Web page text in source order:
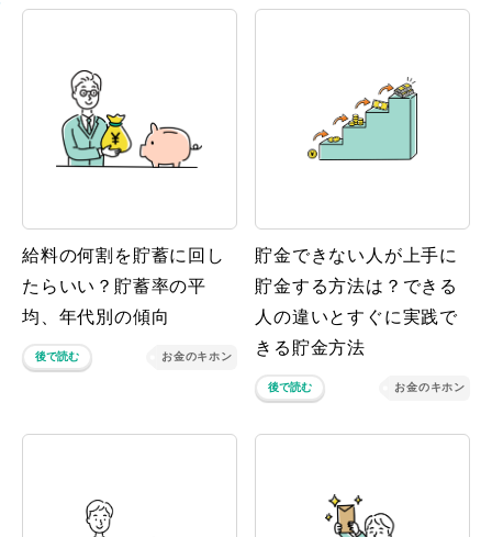
給料の何割を貯蓄に回し
たらいい？貯蓄率の平
均、年代別の傾向
後で読む お金のキホン
貯金できない人が上手に
貯金する方法は？できる
人の違いとすぐに実践で
きる貯金方法
後で読む お金のキホン